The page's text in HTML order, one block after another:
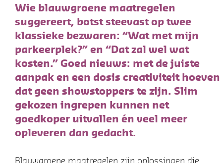
Wie blauwgroene maatregelen
suggereert, botst steevast op twee
klassieke bezwaren: “Wat met mijn
parkeerplek?” en “Dat zal wel wat
kosten.” Goed nieuws: met de juiste
aanpak en een dosis creativiteit hoeven
dat geen showstoppers te zijn. Slim
gekozen ingrepen kunnen net
goedkoper uitvallen én veel meer
opleveren dan gedacht.
Blauwgroene maatregelen zijn oplossingen die